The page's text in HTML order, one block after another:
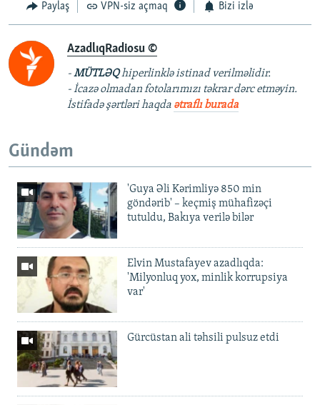
Paylaş VPN-siz açmaq Bizi izlə
AzadlıqRadiosu ©
-MÜTLƏQhiperlinklə istinad verilməlidir.
- İcazə olmadan fotolarımızı təkrar dərc etməyin.
İstifadə şərtləri haqda ətraflı burada
Gündəm
'Guya Əli Kərimliyə 850 min
göndərib' – keçmiş mühafizəçi
tutuldu, Bakıya verilə bilər
Elvin Mustafayev azadlıqda:
'Milyonluq yox, minlik korrupsiya
var'
Gürcüstan ali təhsili pulsuz etdi